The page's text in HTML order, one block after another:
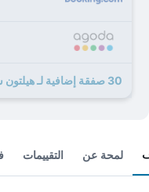
30 صفقة إضافية لـ هيلتون شونج تشونجتشينج هوتل
لمحة عن التقييمات